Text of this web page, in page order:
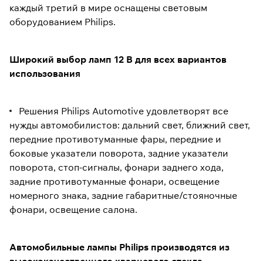
каждый третий в мире оснащены световым
оборудованием Philips.
Широкий выбор ламп 12 В для всех вариантов
использования
Решения Philips Automotive удовлетворят все
нужды автомобилистов: дальний свет, ближний свет,
передние противотуманные фары, передние и
боковые указатели поворота, задние указатели
поворота, стоп-сигналы, фонари заднего хода,
задние противотуманные фонари, освещение
номерного знака, задние габаритные/стояночные
фонари, освещение салона.
Автомобильные лампы Philips производятся из